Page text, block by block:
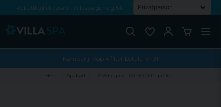
Rabattkod i kassan - Villaspa ger dig 5%
Kampanj! Köp 4 filter betala för 3!
Hem Spabad LX Whirlpool WP400-I Impeller